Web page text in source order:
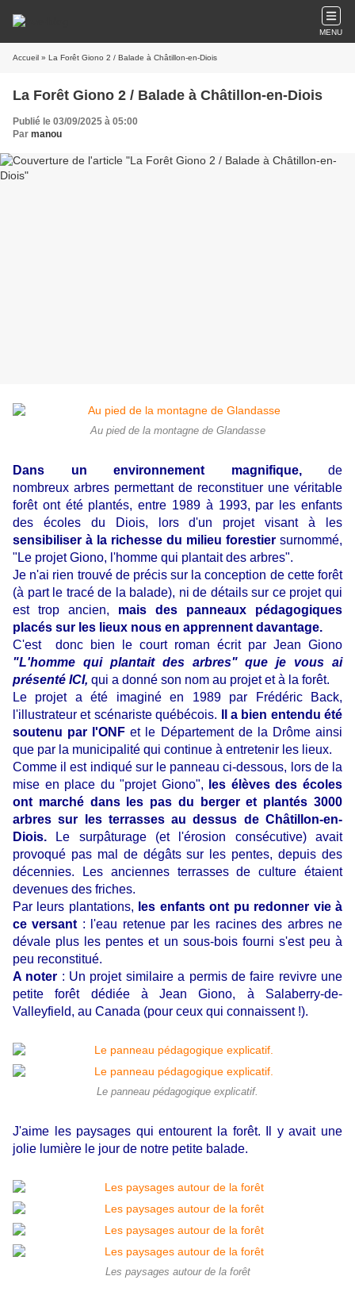
MENU
Accueil » La Forêt Giono 2 / Balade à Châtillon-en-Diois
La Forêt Giono 2 / Balade à Châtillon-en-Diois
Publié le 03/09/2025 à 05:00
Par manou
Au pied de la montagne de Glandasse
Dans un environnement magnifique,de
nombreux arbres permettant de reconstituer une véritable
forêt ont été plantés, entre 1989 à 1993, par les enfants
des écoles du Diois, lors d'un projet visant à les
sensibiliser à la richesse du milieu forestier surnommé,
"Le projet Giono, l'homme qui plantait des arbres".
Je n'ai rien trouvé de précis sur la conception de cette forêt
(à part le tracé de la balade), ni de détails sur ce projet qui
est trop ancien, mais des panneaux pédagogiques
placés sur les lieux nous en apprennent davantage.
C'est donc bien le court roman écrit par Jean Giono
"L'homme qui plantait des arbres" que je vous ai
présenté ICI, qui a donné son nom au projet et à la forêt.
Le projet a été imaginé en 1989 par Frédéric Back,
l'illustrateur et scénariste québécois.
Il a bien entendu été
soutenu par l'ONF et le Département de la Drôme ainsi
que par la municipalité qui continue à entretenir les lieux.
Comme il est indiqué sur le panneau ci-dessous, lors de la
mise en place du "projet Giono", les élèves des écoles
ont marché dans les pas du berger et plantés 3000
arbres sur les terrasses au dessus de Châtillon-en-
Diois. Le surpâturage (et l'érosion consécutive) avait
provoqué pas mal de dégâts sur les pentes, depuis des
décennies. Les anciennes terrasses de culture étaient
devenues des friches.
Par leurs plantations, les enfants ont pu redonner vie à
ce versant : l'eau retenue par les racines des arbres ne
dévale plus les pentes et un sous-bois fourni s'est peu à
peu reconstitué.
A noter : Un projet similaire a permis de faire revivre une
petite forêt dédiée à Jean Giono, à Salaberry-de-
Valleyfield, au Canada (pour ceux qui connaissent !).
Le panneau pédagogique explicatif.
J'aime les paysages qui entourent la forêt. Il y avait une
jolie lumière le jour de notre petite balade.
Les paysages autour de la forêt